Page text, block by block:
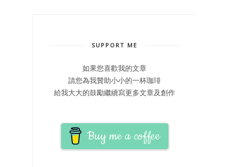
SUPPORT ME
如果您喜歡我的文章
請您為我贊助小小的一杯珈琲
給我大大的鼓勵繼續寫更多文章及創作
Buy me a coffee